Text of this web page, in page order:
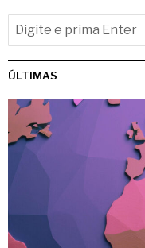
ÚLTIMAS